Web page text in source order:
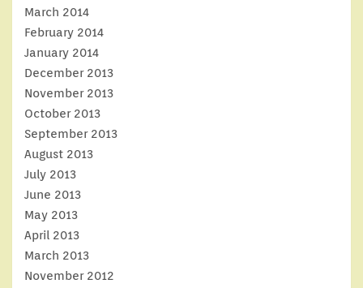
March 2014
February 2014
January 2014
December 2013
November 2013
October 2013
September 2013
August 2013
July 2013
June 2013
May 2013
April 2013
March 2013
November 2012